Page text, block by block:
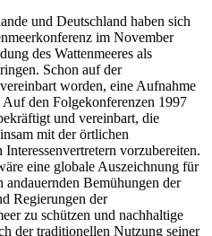
und Deutschland haben sich
im November
des Wattenmeeres als
Schon auf der
worden, eine Aufnahme
den Folgekonferenzen 1997
und vereinbart, die
mit der örtlichen
vorzubereiten.
eine globale Auszeichnung für
andauernden Bemühungen der
Regierungen der
zu schützen und nachhaltige
der traditionellen Nutzung seiner